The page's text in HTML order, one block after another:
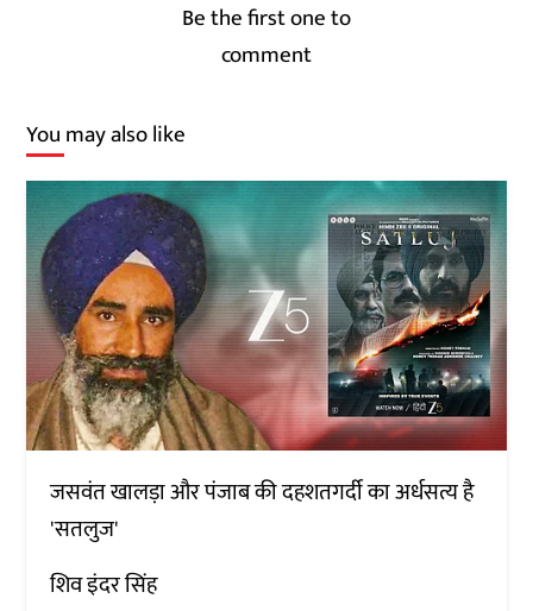
Be the first one to
comment
You may also like
जसवंत खालड़ा और पंजाब की दहशतगर्दी का अर्धसत्य है
'सतलुज'
शिव इंदर सिंह